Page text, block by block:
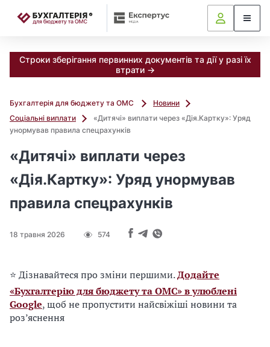
Строки зберігання первинних документів та дії у разі їх
втрати →
Бухгалтерія для бюджету та ОМС
Новини
Соціальні виплати
«Дитячі» виплати через «Дія.Картку»: Уряд
унормував правила спецрахунків
«Дитячі» виплати через
«Дія.Картку»: Уряд унормував
правила спецрахунків
18 травня 2026 574
⭐ Дізнавайтеся про зміни першими.Додайте
«Бухгалтерію для бюджету та ОМС» в улюблені
Google, щоб не пропустити найсвіжіші новини та
роз’яснення